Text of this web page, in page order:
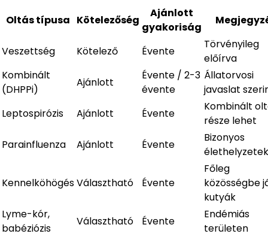
Oltás típusa Kötelezőség
Ajánlott
gyakoriság
Veszettség Kötelező Évente
Törvényileg
előírva
Kombinált
(DHPPi)
Ajánlott
Évente / 2-3
évente
Állatorvosi
javaslat
Leptospirózis
Ajánlott Évente
Kombinált
része lehet
Parainfluenza
Ajánlott Évente
Bizonyos
KennelköhögésVálasztható Évente
Főleg
közösségbe
kutyák
Lyme-kór,
babéziózis
Választható Évente
Endémiás
területen